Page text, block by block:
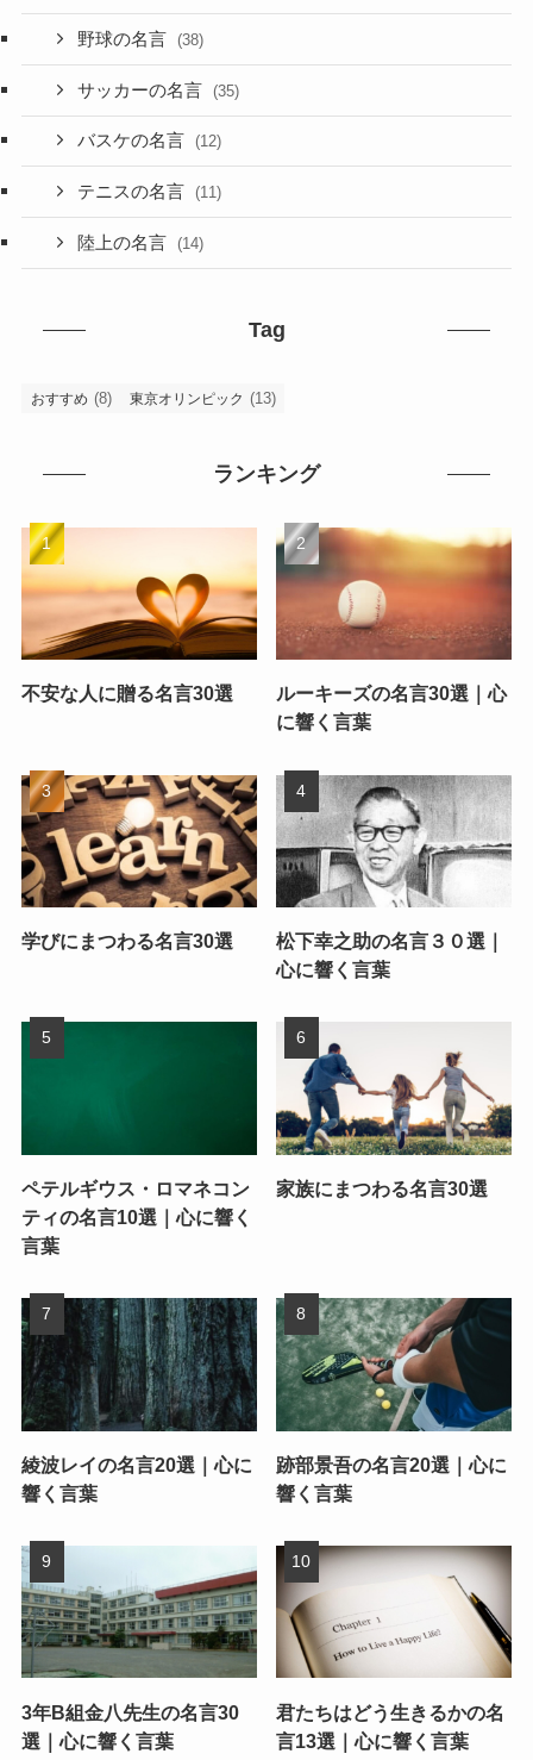
野球の名言 (38)
サッカーの名言 (35)
バスケの名言 (12)
テニスの名言 (11)
陸上の名言 (14)
Tag
おすすめ (8) 東京オリンピック (13)
ランキング
不安な人に贈る名言30選
ルーキーズの名言30選｜心
に響く言葉
学びにまつわる名言30選
松下幸之助の名言３０選｜
心に響く言葉
ペテルギウス・ロマネコン
ティの名言10選｜心に響く
言葉
家族にまつわる名言30選
綾波レイの名言20選｜心に
響く言葉
跡部景吾の名言20選｜心に
響く言葉
3年B組金八先生の名言30
選｜心に響く言葉
君たちはどう生きるかの名
言13選｜心に響く言葉